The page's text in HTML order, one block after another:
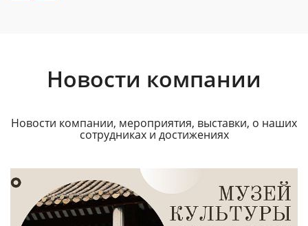
Новости компании
Новости компании, мероприятия, выставки, о наших
сотрудниках и достижениях